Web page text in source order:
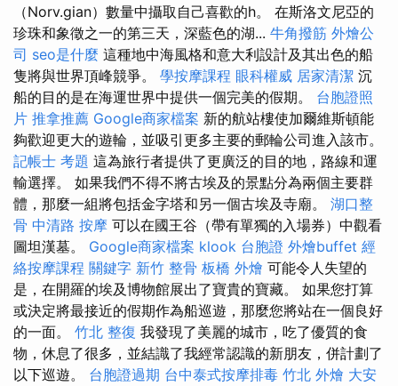
（Norv.gian）數量中攝取自己喜歡的h。 在斯洛文尼亞的
珍珠和象徵之一的第三天，深藍色的湖... 牛角撥筋 外燴公
司 seo是什麼 這種地中海風格和意大利設計及其出色的船
隻將與世界頂峰競爭。 學按摩課程 眼科權威 居家清潔 沉
船的目的是在海運世界中提供一個完美的假期。 台胞證照
片 推拿推薦 Google商家檔案 新的航站樓使加爾維斯頓能
夠歡迎更大的遊輪，並吸引更多主要的郵輪公司進入該市。
記帳士 考題 這為旅行者提供了更廣泛的目的地，路線和運
輸選擇。 如果我們不得不將古埃及的景點分為兩個主要群
體，那麼一組將包括金字塔和另一個古埃及寺廟。 湖口整
骨 中清路 按摩 可以在國王谷（帶有單獨的入場券）中觀看
圖坦漢墓。 Google商家檔案 klook 台胞證 外燴buffet 經
絡按摩課程 關鍵字 新竹 整骨 板橋 外燴 可能令人失望的
是，在開羅的埃及博物館展出了寶貴的寶藏。 如果您打算
或決定將最接近的假期作為船巡遊，那麼您將站在一個良好
的一面。 竹北 整復 我發現了美麗的城市，吃了優質的食
物，休息了很多，並結識了我經常認識的新朋友，併計劃了
以下巡遊。 台胞證過期 台中泰式按摩排毒 竹北 外燴 大安